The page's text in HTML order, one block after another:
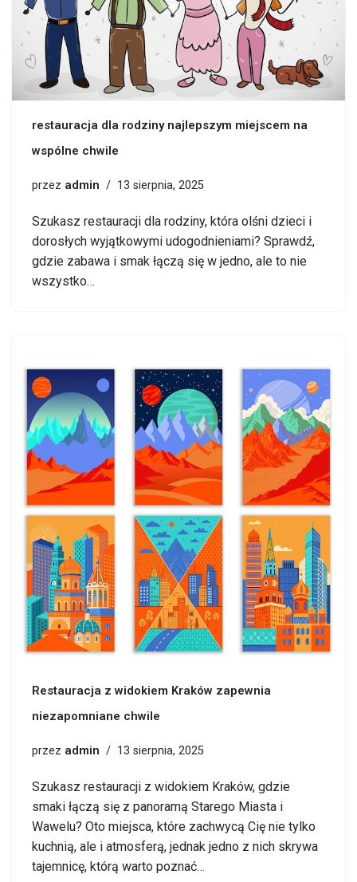
restauracja dla rodziny najlepszym miejscem na
wspólne chwile
przez admin 13 sierpnia, 2025
Szukasz restauracji dla rodziny, która olśni dzieci i
dorosłych wyjątkowymi udogodnieniami? Sprawdź,
gdzie zabawa i smak łączą się w jedno, ale to nie
wszystko…
Restauracja z widokiem Kraków zapewnia
niezapomniane chwile
przez admin 13 sierpnia, 2025
Szukasz restauracji z widokiem Kraków, gdzie
smaki łączą się z panoramą Starego Miasta i
Wawelu? Oto miejsca, które zachwycą Cię nie tylko
kuchnią, ale i atmosferą, jednak jedno z nich skrywa
tajemnicę, którą warto poznać…